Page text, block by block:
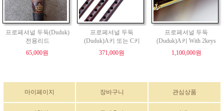
프로페셔널 두둑(Duduk)
전용리드
65,000원
프로페셔널 두둑
(Duduk)A키 또는 C키
371,000원
프로페셔널 두둑
(Duduk)A키 With 2keys
1,100,000원
마이페이지 장바구니 관심상품